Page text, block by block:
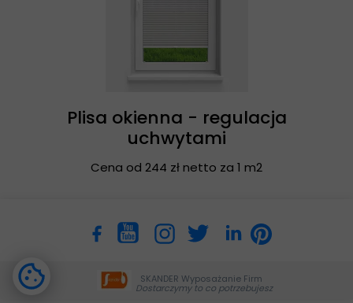
Plisa okienna - regulacja
uchwytami
Cena od 244 zł netto za 1 m2
SKANDER Wyposażanie Firm
Dostarczymy to co potrzebujesz